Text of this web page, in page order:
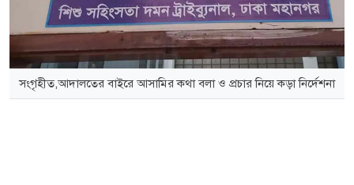
সংগৃহীত,আদালতের বাইরে আসামির কথা বলা ও প্রচার নিয়ে কড়া নির্দেশনা